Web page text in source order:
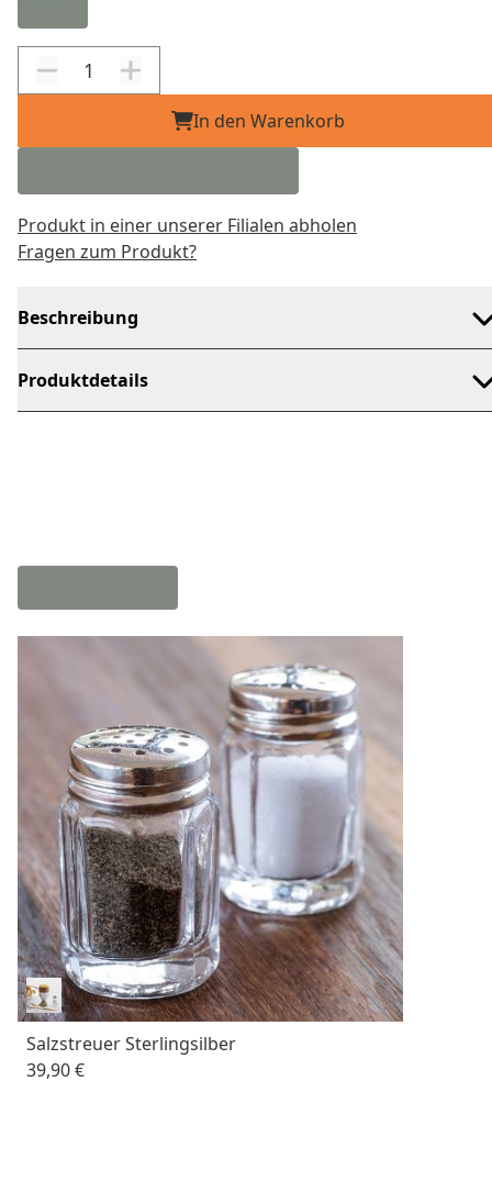
In den Warenkorb
Produkt in einer unserer Filialen abholen
Fragen zum Produkt?
Beschreibung
Produktdetails
Salzstreuer Sterlingsilber
39,90 €